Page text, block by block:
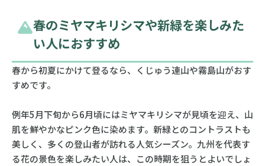
春のミヤマキリシマや新緑を楽しみた
い人におすすめ
春から初夏にかけて登るなら、くじゅう連山や霧島山がおす
すめです。
例年5月下旬から6月頃にはミヤマキリシマが見頃を迎え、山
肌を鮮やかなピンク色に染めます。新緑とのコントラストも
美しく、多くの登山者が訪れる人気シーズン。九州を代表す
る花の景色を楽しみたい人は、この時期を狙うとよいでしょ